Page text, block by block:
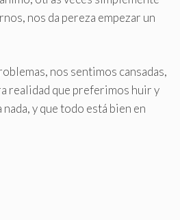
nos da pereza empezar un
nos sentimos cansadas,
realidad que preferimos huir y
y que todo está bien en